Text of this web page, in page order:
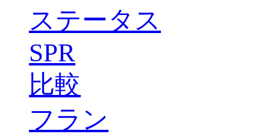
ステータス
SPR
比較
フラン